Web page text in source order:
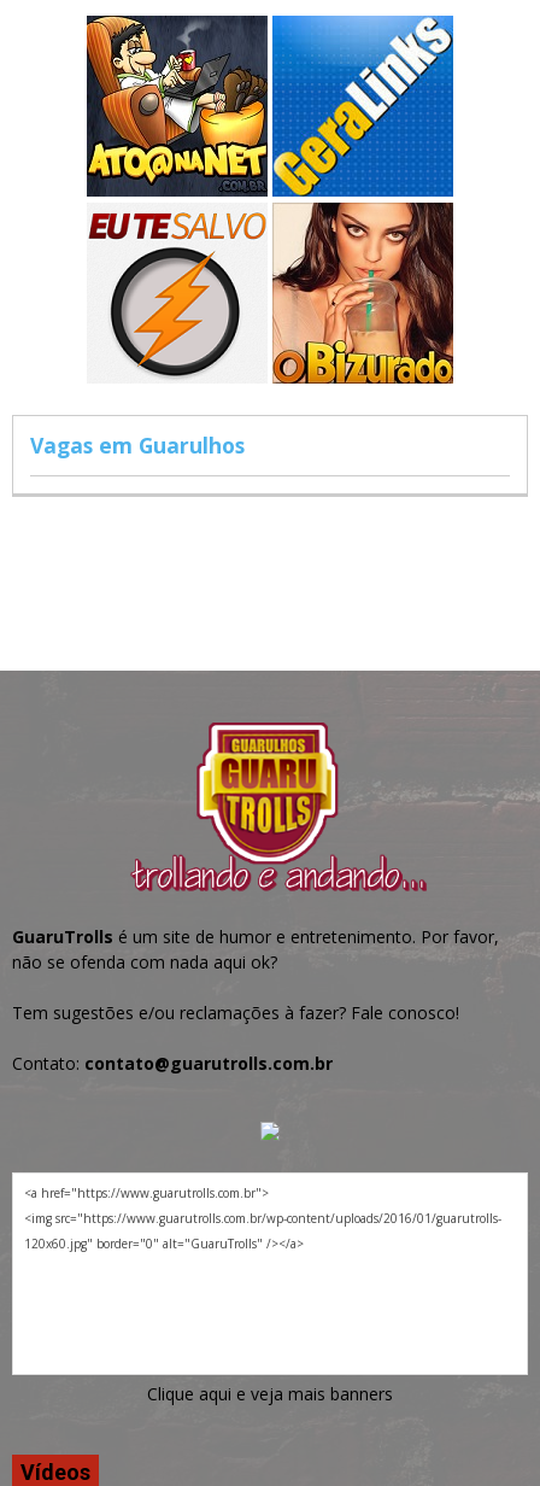
Vagas em Guarulhos
GuaruTrolls é um site de humor e entretenimento. Por favor,
não se ofenda com nada aqui ok?
Tem sugestões e/ou reclamações à fazer? Fale conosco!
Contato: contato@guarutrolls.com.br
Clique aqui e veja mais banners
Vídeos